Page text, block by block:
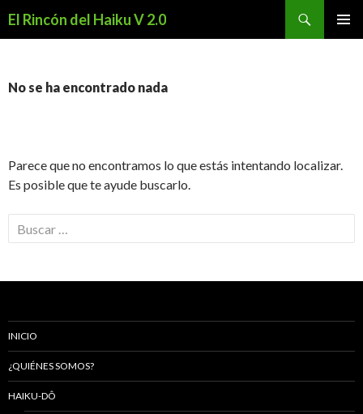
El Rincón del Haiku V 2.0
No se ha encontrado nada
Parece que no encontramos lo que estás intentando localizar.
Es posible que te ayude buscarlo.
u
c
r
:INICIO
¿QUIÉNES SOMOS?
HAIKU-DÔ